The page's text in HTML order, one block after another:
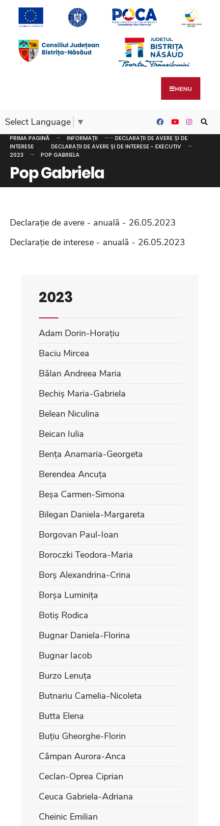
MENU
Select Language ▼
PRIMA PAGINĂ INFORMAȚII
DECLARAȚII DE AVERE ȘI DE
INTERESE
DECLARAȚII DE AVERE ȘI DE INTERESE - EXECUTIV
2023
POP GABRIELA
Pop Gabriela
Declarație de avere - anuală - 26.05.2023
Declarație de interese - anuală - 26.05.2023
2023
Adam Dorin-Horațiu
Baciu Mircea
Bălan Andreea Maria
Bechiș Maria-Gabriela
Belean Niculina
Beican Iulia
Bența Anamaria-Georgeta
Berendea Ancuța
Beșa Carmen-Simona
Bilegan Daniela-Margareta
Borgovan Paul-Ioan
Boroczki Teodora-Maria
Borș Alexandrina-Crina
Borșa Luminița
Botiș Rodica
Bugnar Daniela-Florina
Bugnar Iacob
Burzo Lenuța
Butnariu Camelia-Nicoleta
Butta Elena
Buțiu Gheorghe-Florin
Câmpan Aurora-Anca
Ceclan-Oprea Ciprian
Ceuca Gabriela-Adriana
Cheinic Emilian